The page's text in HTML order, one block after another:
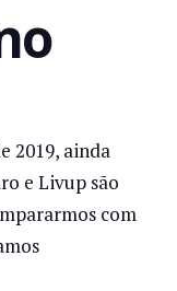
2019, ainda
e Livup são
com